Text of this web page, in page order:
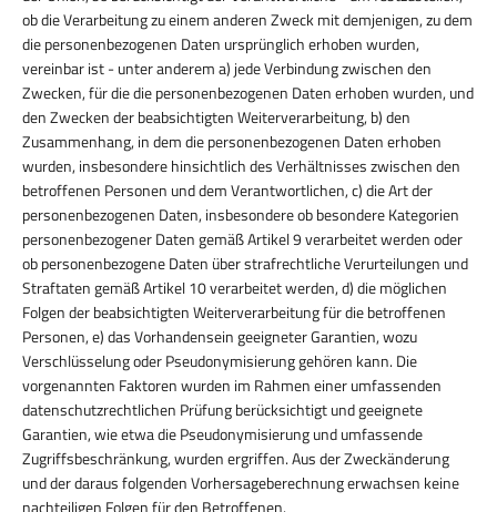
ob die Verarbeitung zu einem anderen Zweck mit demjenigen, zu dem
die personenbezogenen Daten ursprünglich erhoben wurden,
vereinbar ist - unter anderem a) jede Verbindung zwischen den
Zwecken, für die die personenbezogenen Daten erhoben wurden, und
den Zwecken der beabsichtigten Weiterverarbeitung, b) den
Zusammenhang, in dem die personenbezogenen Daten erhoben
wurden, insbesondere hinsichtlich des Verhältnisses zwischen den
betroffenen Personen und dem Verantwortlichen, c) die Art der
personenbezogenen Daten, insbesondere ob besondere Kategorien
personenbezogener Daten gemäß Artikel 9 verarbeitet werden oder
ob personenbezogene Daten über strafrechtliche Verurteilungen und
Straftaten gemäß Artikel 10 verarbeitet werden, d) die möglichen
Folgen der beabsichtigten Weiterverarbeitung für die betroffenen
Personen, e) das Vorhandensein geeigneter Garantien, wozu
Verschlüsselung oder Pseudonymisierung gehören kann. Die
vorgenannten Faktoren wurden im Rahmen einer umfassenden
datenschutzrechtlichen Prüfung berücksichtigt und geeignete
Garantien, wie etwa die Pseudonymisierung und umfassende
Zugriffsbeschränkung, wurden ergriffen. Aus der Zweckänderung
und der daraus folgenden Vorhersageberechnung erwachsen keine
nachteiligen Folgen für den Betroffenen.